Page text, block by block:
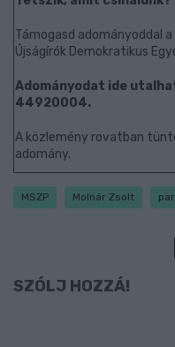
Támogasd adományoddal
Újságírók Demokratikus
Adományodat ide
44920004.
A közlemény rovatban
adomány.
MSZP Molnár Zsolt
SZÓLJ HOZZÁ!